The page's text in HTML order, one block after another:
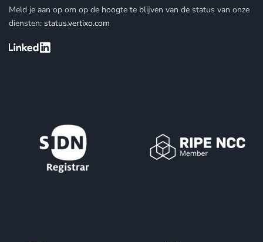
Meld je aan op om op de hoogte te blijven van de status van onze
diensten: status.vertixo.com